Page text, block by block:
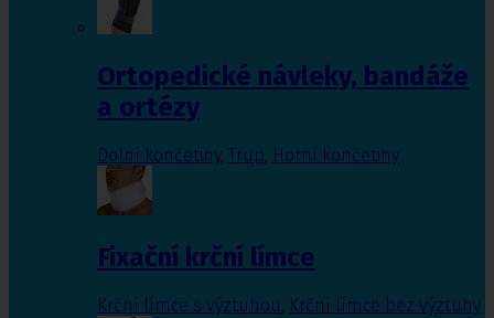
Ortopedické návleky, bandáže
a ortézy
Dolní končetiny, Trup, Horní končetiny
Fixační krční límce
Krční límce s výztuhou Krční límce bez výztuhy